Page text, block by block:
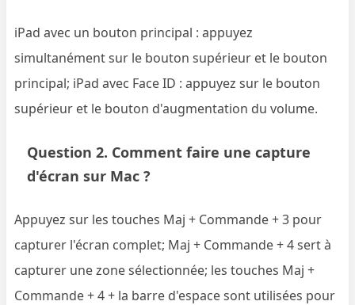
iPad avec un bouton principal : appuyez
simultanément sur le bouton supérieur et le bouton
principal; iPad avec Face ID : appuyez sur le bouton
supérieur et le bouton d'augmentation du volume.
Question 2. Comment faire une capture
d'écran sur Mac ?
Appuyez sur les touches Maj + Commande + 3 pour
capturer l'écran complet; Maj + Commande + 4 sert à
capturer une zone sélectionnée; les touches Maj +
Commande + 4 + la barre d'espace sont utilisées pour